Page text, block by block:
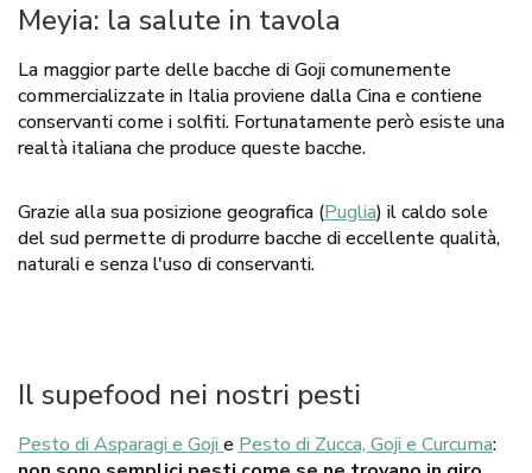
Meyia: la salute in tavola
La maggior parte delle bacche di Goji comunemente
commercializzate in Italia proviene dalla Cina e contiene
conservanti come i solfiti. Fortunatamente però esiste una
realtà italiana che produce queste bacche.
Grazie alla sua posizione geografica (Puglia) il caldo sole
del sud permette di produrre bacche di eccellente qualità,
naturali e senza l'uso di conservanti.
Il supefood nei nostri pesti
Pesto di Asparagi e Goji e Pesto di Zucca, Goji e Curcuma: